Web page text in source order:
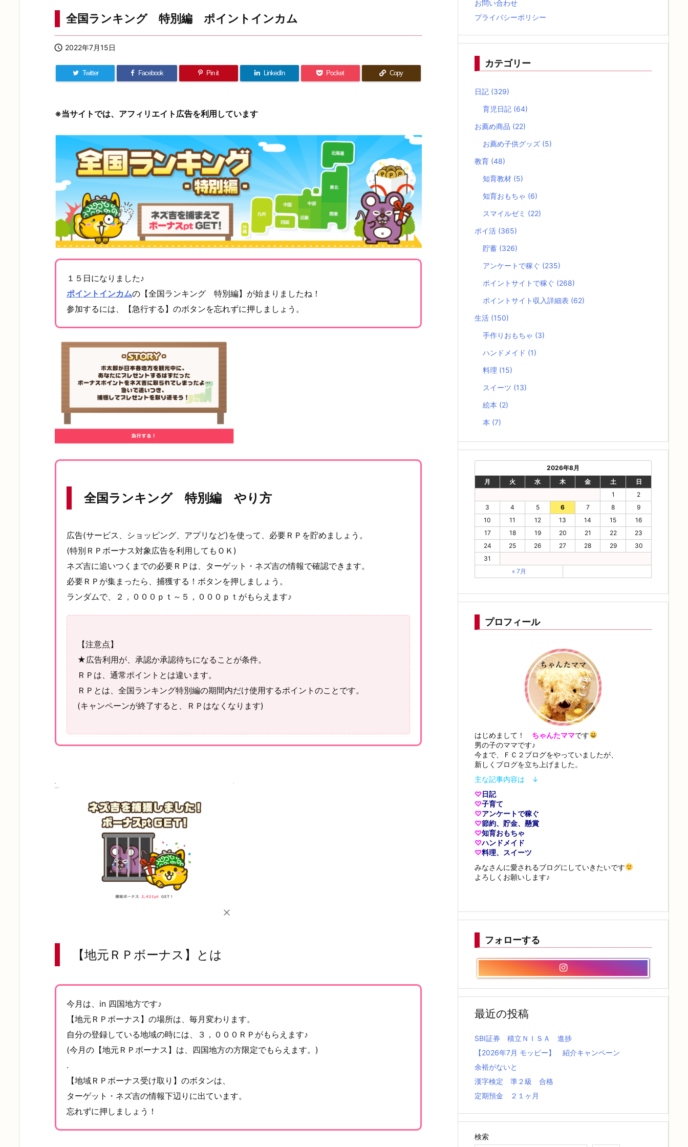
全国ランキング 特別編 ポイントインカム
 2022年7月15日
Twitter Facebook Pin it LinkedIn Pocket Copy
※当サイトでは、アフィリエイト広告を利用しています
１５日になりました♪
ポイントインカムの【全国ランキング 特別編】が始まりましたね！
参加するには、【急行する】のボタンを忘れずに押しましょう。
全国ランキング 特別編 やり方
広告(サービス、ショッピング、アプリなど)を使って、必要ＲＰを貯めましょう。
(特別ＲＰボーナス対象広告を利用してもＯＫ)
ネズ吉に追いつくまでの必要ＲＰは、ターゲット・ネズ吉の情報で確認できます。
必要ＲＰが集まったら、捕獲する！ボタンを押しましょう。
ランダムで、２，０００ｐｔ～５，０００ｐｔがもらえます♪
【注意点】
★広告利用が、承認か承認待ちになることが条件。
ＲＰは、通常ポイントとは違います。
ＲＰとは、全国ランキング特別編の期間内だけ使用するポイントのことです。
(キャンペーンが終了すると、ＲＰはなくなります)
【地元ＲＰボーナス】とは
今月は、in 四国地方です♪
【地元ＲＰボーナス】の場所は、毎月変わります。
自分の登録している地域の時には、３，０００ＲＰがもらえます♪
(今月の【地元ＲＰボーナス】は、四国地方の方限定でもらえます。)
.
【地域ＲＰボーナス受け取り】のボタンは、
ターゲット・ネズ吉の情報下辺りに出ています。
忘れずに押しましょう！
お問い合わせ
プライバシーポリシー
カテゴリー
日記 (329)
育児日記 (64)
お薦め商品 (22)
お薦め子供グッズ (5)
教育 (48)
知育教材 (5)
知育おもちゃ (6)
スマイルゼミ (22)
ポイ活 (365)
貯蓄 (326)
アンケートで稼ぐ (235)
ポイントサイトで稼ぐ (268)
ポイントサイト収入詳細表 (62)
生活 (150)
手作りおもちゃ (3)
ハンドメイド (1)
料理 (15)
スイーツ (13)
絵本 (2)
本 (7)
2026年8月
月
火 水 木 金 土
日
1
2
3
4 5 6 7 8
9
10
11 12 13 14 15
16
17
18 19 20 21 22
23
24
25 26 27 28 29
30
31
« 7月
プロフィール
はじめまして！ ちゃんたママです
男の子のママです♪
今まで、ＦＣ２ブログをやっていましたが、
新しくブログを立ち上げました。
主な記事内容は ↓
♡日記
♡子育て
♡アンケートで稼ぐ
♡節約、貯金、懸賞
♡知育おもちゃ
♡ハンドメイド
♡料理、スイーツ
みなさんに愛されるブログにしていきたいです
よろしくお願いします♪
フォローする
最近の投稿
SBI証券 積立ＮＩＳＡ 進捗
【2026年7月 モッピー】 紹介キャンペーン
余裕がないと
漢字検定 準２級 合格
定期預金 ２１ヶ月
検索